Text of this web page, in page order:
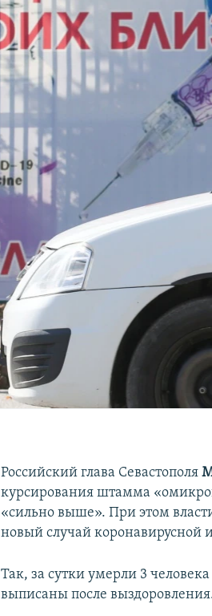
Российский глава Севастополя
курсирования штамма
«сильно выше». При этом
новый случай
Так, за сутки умерли 3
выписаны после